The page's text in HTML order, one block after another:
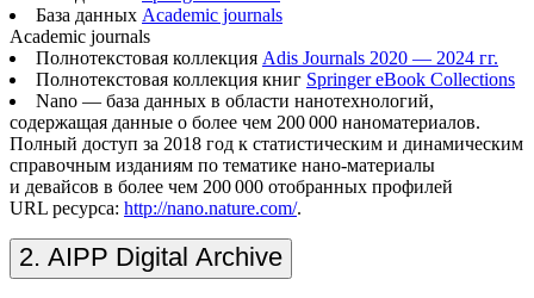
База данных Academic journals
Academic journals
Полнотекстовая коллекция Adis Journals 2020 — 2024 гг.
Полнотекстовая коллекция книг Springer eBook Collections
Nano — база данных в области нанотехнологий,
содержащая данные о более чем 200 000 наноматериалов.
Полный доступ за 2018 год к статистическим и динамическим
справочным изданиям по тематике нано-материалы
и девайсов в более чем 200 000 отобранных профилей
URL ресурса: http://nano.nature.com/.
2. AIPP Digital Archive